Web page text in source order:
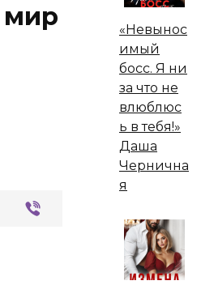
мир
«Невынос
имый
босс. Я ни
за что не
влюблюс
ь в тебя!»
Даша
Чернична
я